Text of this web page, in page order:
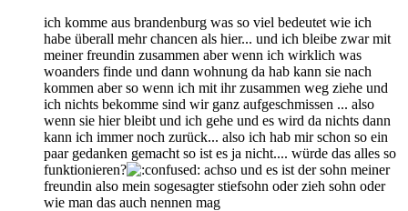
ich komme aus brandenburg was so viel bedeutet wie ich
habe überall mehr chancen als hier... und ich bleibe zwar mit
meiner freundin zusammen aber wenn ich wirklich was
woanders finde und dann wohnung da hab kann sie nach
kommen aber so wenn ich mit ihr zusammen weg ziehe und
ich nichts bekomme sind wir ganz aufgeschmissen ... also
wenn sie hier bleibt und ich gehe und es wird da nichts dann
kann ich immer noch zurück... also ich hab mir schon so ein
paar gedanken gemacht so ist es ja nicht.... würde das alles so
funktionieren?
achso und es ist der sohn meiner
freundin also mein sogesagter stiefsohn oder zieh sohn oder
wie man das auch nennen mag